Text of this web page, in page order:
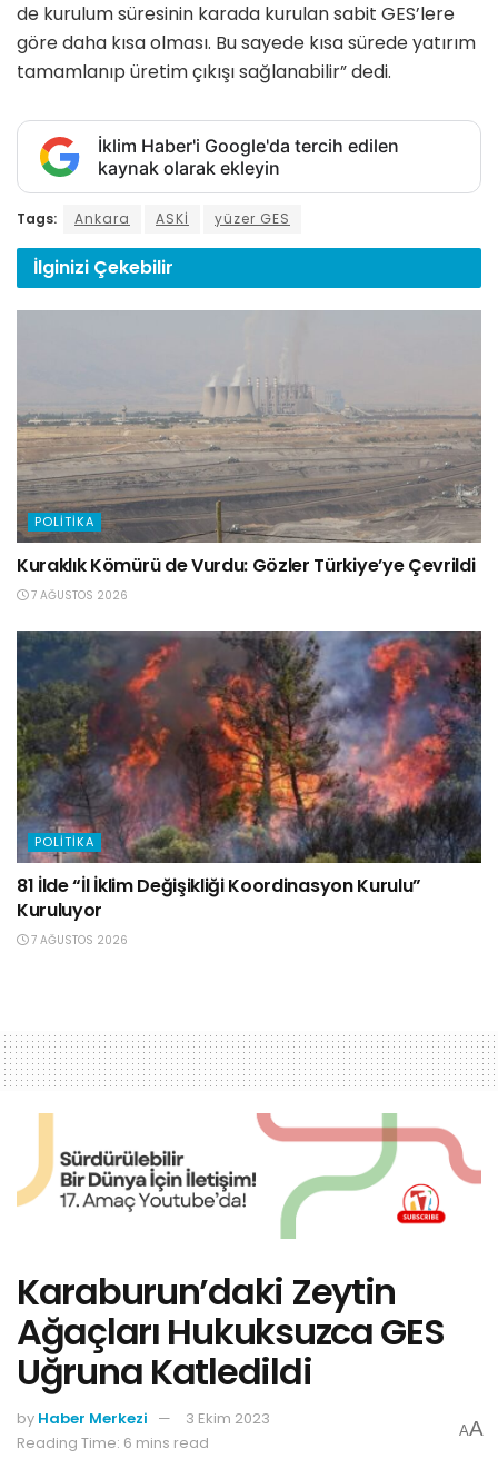
de kurulum süresinin karada kurulan sabit GES’lere
göre daha kısa olması. Bu sayede kısa sürede yatırım
tamamlanıp üretim çıkışı sağlanabilir” dedi.
İklim Haber'i Google'da tercih edilen
kaynak olarak ekleyin
Tags: Ankara ASKİ yüzer GES
İlginizi Çekebilir
POLITIKA
Kuraklık Kömürü de Vurdu: Gözler Türkiye’ye Çevrildi
7 AĞUSTOS 2026
POLITIKA
81 İlde “İl İklim Değişikliği Koordinasyon Kurulu”
Kuruluyor
7 AĞUSTOS 2026
Karaburun’daki Zeytin
Ağaçları Hukuksuzca GES
Uğruna Katledildi
by Haber Merkezi
3 Ekim 2023
Reading Time: 6 mins read
AA